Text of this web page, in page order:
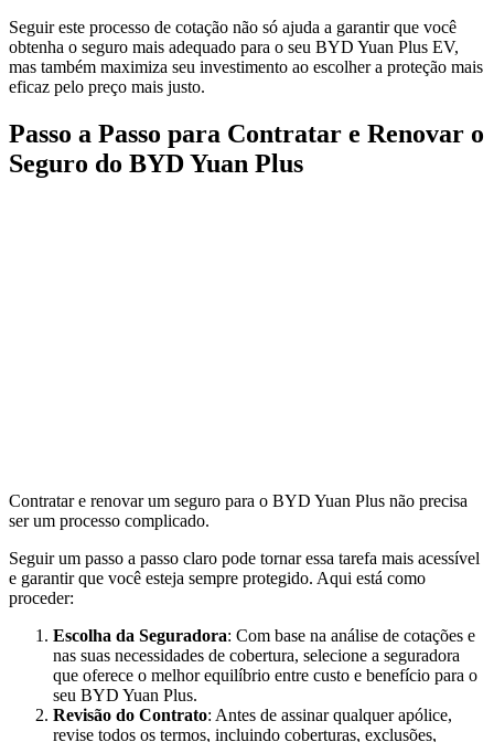
Seguir este processo de cotação não só ajuda a garantir que você
obtenha o seguro mais adequado para o seu BYD Yuan Plus EV,
mas também maximiza seu investimento ao escolher a proteção mais
eficaz pelo preço mais justo.
Passo a Passo para Contratar e Renovar o
Seguro do BYD Yuan Plus
Contratar e renovar um seguro para o BYD Yuan Plus não precisa
ser um processo complicado.
Seguir um passo a passo claro pode tornar essa tarefa mais acessível
e garantir que você esteja sempre protegido. Aqui está como
proceder:
Escolha da Seguradora: Com base na análise de cotações e
nas suas necessidades de cobertura, selecione a seguradora
que oferece o melhor equilíbrio entre custo e benefício para o
seu BYD Yuan Plus.
Revisão do Contrato: Antes de assinar qualquer apólice,
revise todos os termos, incluindo coberturas, exclusões,